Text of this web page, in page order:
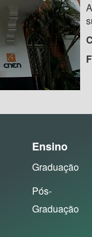
Ensino
Graduação
Pós-
Graduação